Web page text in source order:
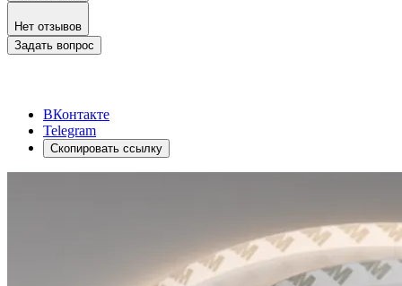
Нет отзывов
Задать вопрос
ВКонтакте
Telegram
Скопировать ссылку